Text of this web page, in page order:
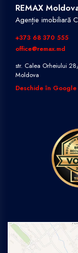
REMAX
Agenție imobiliară
+373 68 370 555
office@remax.md
str. Calea Orheiului
Moldova
Deschide în Google